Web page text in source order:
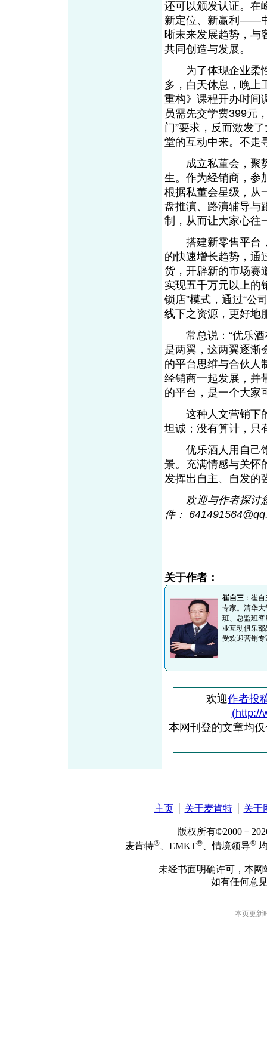
还可以颁发认证。在
新定位、新赢利——
晰未来发展趋势，与
共同创造与发展。
为了体现企业柔性
多，白天休息，晚上
重构》课程开办时间
员需先交学费399元
门”要求，反而激发
堂的互动中来。不走
成立私董会，聚势
生。作为经销商，参
根据私董会星级，从
盘推演、路演辅导与
制，从而让大家心往
搭建新零售平台，
的快速增长趋势，通
货，开辟新的市场赛
实现五千万元以上的
锁店”模式，通过“公
线下之资源，更好地
常总说：“优乐酒
是两翼，这两翼逐渐
的平台思维与合伙人
经销商一起发展，并
的平台，是一个大家
这种人文营销下的
坦诚；没有算计，只
优乐酒人用自己饱
景。充满情感与关怀
发挥出自主、自发的
欢迎与作者探讨您
件： 641491564@qq
关于作者：
崔自三 ：崔
专家。清华
班、总监班
业互动俱乐部
受欢迎营销专
欢迎作者投
(http://
本网刊登的文章均
主页│ 关于麦肯特│ 关于
版权所有©2000－
麦肯特® 、EMKT® 、情境领导®
未经书面明确许可，本
如有任何意
本页更新